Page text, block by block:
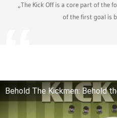
„The Kick Off is a core part of the
of the first goal is
Behold The Kickmen: Behold